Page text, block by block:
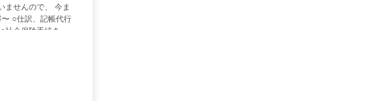
ませんので、 今ま
○仕訳、記帳代行
会保険手続き関
通勤可能 ＊残業